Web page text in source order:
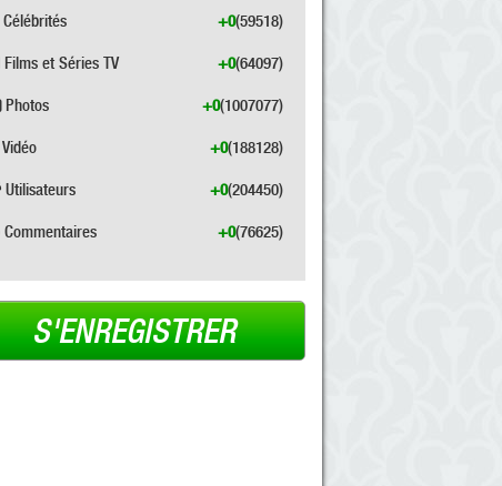
Célébrités (59518)
+0
Films et Séries TV (64097)
+0
Photos (1007077)
+0
Vidéo (188128)
+0
Utilisateurs (204450)
+0
Commentaires (76625)
+0
S'ENREGISTRER